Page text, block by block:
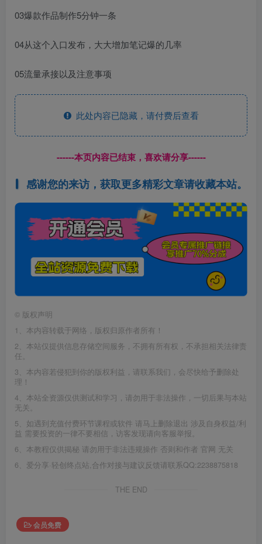
03爆款作品制作5分钟一条
04从这个入口发布，大大增加笔记爆的几率
05流量承接以及注意事项
此处内容已隐藏，请付费后查看
------本页内容已结束，喜欢请分享------
感谢您的来访，获取更多精彩文章请收藏本站。
© 版权声明
1、本内容转载于网络，版权归原作者所有！
2、本站仅提供信息存储空间服务，不拥有所有权，不承担相关法律责
任。
3、本内容若侵犯到你的版权利益，请联系我们，会尽快给予删除处
理！
4、本站全资源仅供测试和学习，请勿用于非法操作，一切后果与本站
无关。
5、如遇到充值付费环节课程或软件 请马上删除退出 涉及自身权益/利
益 需要投资的一律不要相信，访客发现请向客服举报。
6、本教程仅供揭秘 请勿用于非法违规操作 否则和作者 官网 无关
6、爱分享·轻创终点站,合作对接与建议反馈请联系QQ:2238875818
THE END
会员免费